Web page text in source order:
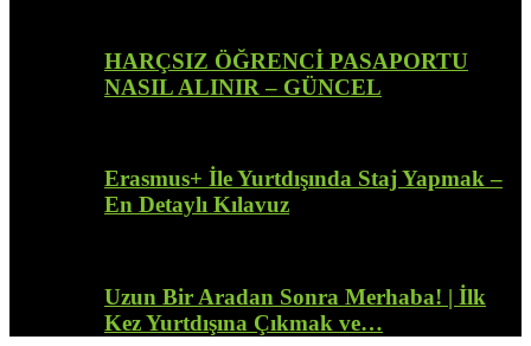
HARÇSIZ ÖĞRENCİ PASAPORTU
NASIL ALINIR – GÜNCEL
Erasmus+ İle Yurtdışında Staj Yapmak –
En Detaylı Kılavuz
Uzun Bir Aradan Sonra Merhaba! | İlk
Kez Yurtdışına Çıkmak ve…